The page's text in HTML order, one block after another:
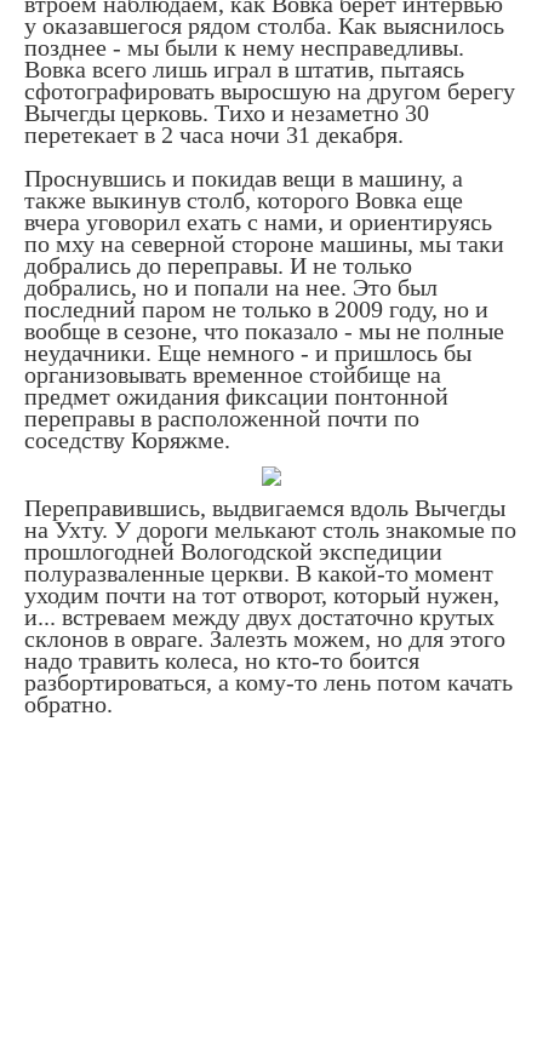
у оказавшегося рядом столба. Как выяснилось
позднее - мы были к нему несправедливы.
Вовка всего лишь играл в штатив, пытаясь
сфотографировать выросшую на другом берегу
Вычегды церковь. Тихо и незаметно 30
перетекает в 2 часа ночи 31 декабря.
Проснувшись и покидав вещи в машину, а
также выкинув столб, которого Вовка еще
вчера уговорил ехать с нами, и ориентируясь
по мху на северной стороне машины, мы таки
добрались до переправы. И не только
добрались, но и попали на нее. Это был
последний паром не только в 2009 году, но и
вообще в сезоне, что показало - мы не полные
неудачники. Еще немного - и пришлось бы
организовывать временное стойбище на
предмет ожидания фиксации понтонной
переправы в расположенной почти по
соседству Коряжме.
Переправившись, выдвигаемся вдоль Вычегды
на Ухту. У дороги мелькают столь знакомые по
прошлогодней Вологодской экспедиции
полуразваленные церкви. В какой-то момент
уходим почти на тот отворот, который нужен,
и... встреваем между двух достаточно крутых
склонов в овраге. Залезть можем, но для этого
надо травить колеса, но кто-то боится
разбортироваться, а кому-то лень потом качать
обратно.